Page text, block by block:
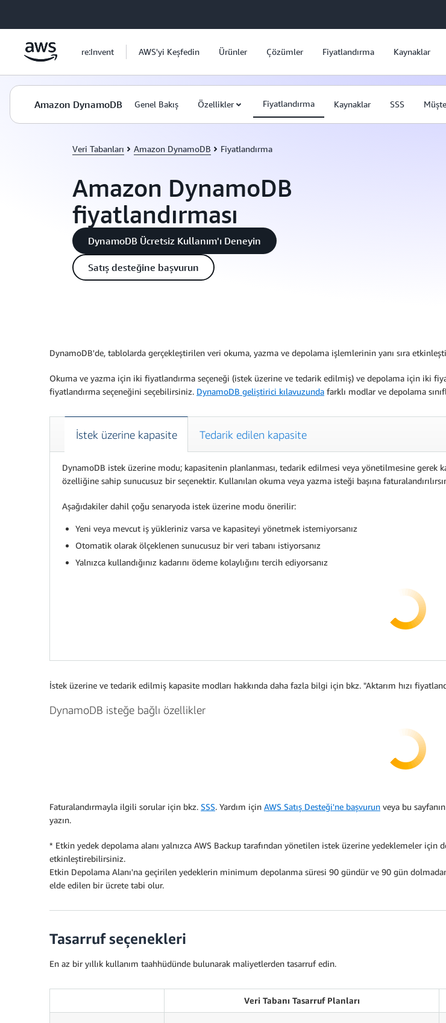
re:Invent AWS'yi Keşfedin Ürünler Çözümler Fiyatlandırma Kaynaklar
Veri Tabanları Amazon DynamoDB Fiyatlandırma
Amazon DynamoDB
fiyatlandırması
DynamoDB Ücretsiz Kullanım'ı Deneyin
Satış desteğine başvurun
Amazon DynamoDB Genel Bakış Özellikler Fiyatlandırma Kaynaklar SSS
DynamoDB'de, tablolarda gerçekleştirilen veri okuma, yazma ve depolama işlemlerinin yanı sıra
Okuma ve yazma için iki fiyatlandırma seçeneği (istek üzerine ve tedarik edilmiş) ve depolama için iki
fiyatlandırma seçeneğini seçebilirsiniz. DynamoDB geliştirici kılavuzunda farklı modlar ve depolama
İstek üzerine kapasite Tedarik edilen kapasite
DynamoDB istek üzerine modu; kapasitenin planlanması, tedarik edilmesi veya yönetilmesine gerek
özelliğine sahip sunucusuz bir seçenektir. Kullanılan okuma veya yazma isteği başına
Aşağıdakiler dahil çoğu senaryoda istek üzerine modu önerilir:
Yeni veya mevcut iş yükleriniz varsa ve kapasiteyi yönetmek istemiyorsanız
Otomatik olarak ölçeklenen sunucusuz bir veri tabanı istiyorsanız
Yalnızca kullandığınız kadarını ödeme kolaylığını tercih ediyorsanız
İstek üzerine ve tedarik edilmiş kapasite modları hakkında daha fazla bilgi için bkz. "Aktarım hızı
DynamoDB isteğe bağlı özellikler
Faturalandırmayla ilgili sorular için bkz. SSS. Yardım için AWS Satış Desteği'ne başvurun veya bu
yazın.
* Etkin yedek depolama alanı yalnızca AWS Backup tarafından yönetilen istek üzerine yedeklemeler
etkinleştirebilirsiniz.
Etkin Depolama Alanı'na geçirilen yedeklerin minimum depolanma süresi 90 gündür ve 90 gün
elde edilen bir ücrete tabi olur.
Tasarruf seçenekleri
En az bir yıllık kullanım taahhüdünde bulunarak maliyetlerden tasarruf edin.
Veri Tabanı Tasarruf Planları